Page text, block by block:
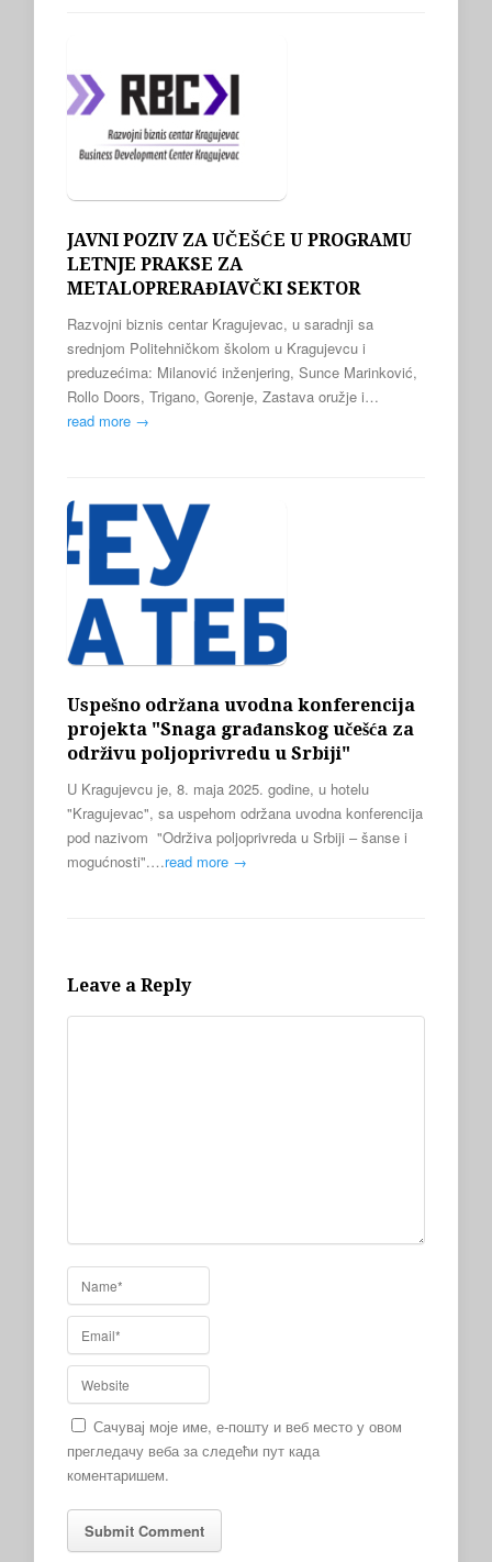
JAVNI POZIV ZA UČEŠĆE U PROGRAMU
LETNJE PRAKSE ZA
METALOPRERAĐIAVČKI SEKTOR
Razvojni biznis centar Kragujevac, u saradnji sa
srednjom Politehničkom školom u Kragujevcu i
preduzećima: Milanović inženjering, Sunce Marinković,
Rollo Doors, Trigano, Gorenje, Zastava oružje i…
read more →
Uspešno održana uvodna konferencija
projekta "Snaga građanskog učešća za
održivu poljoprivredu u Srbiji"
U Kragujevcu je, 8. maja 2025. godine, u hotelu
"Kragujevac", sa uspehom održana uvodna konferencija
pod nazivom "Održiva poljoprivreda u Srbiji – šanse i
mogućnosti".…read more →
Leave a Reply
Сачувај моје име, е-пошту и веб место у овом
прегледачу веба за следећи пут када
коментаришем.